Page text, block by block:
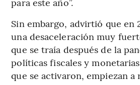
Sin embargo, advirtió que en
una desaceleración muy
que se traía después de la
políticas fiscales y
que se activaron, empiezan a